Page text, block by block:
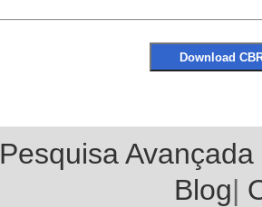
Pesquisa Avançada
Blog|